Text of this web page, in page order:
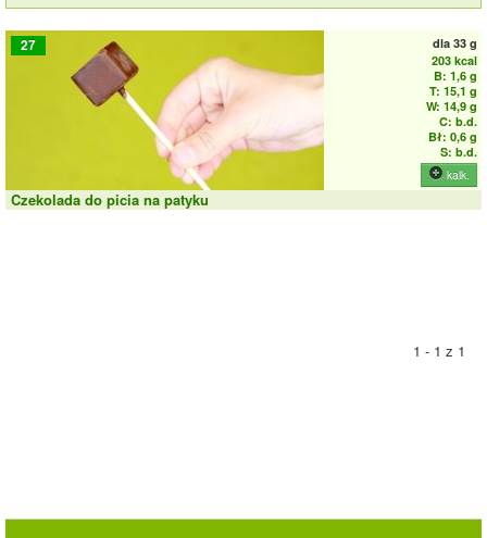
27 dla 33 g
203 kcal
B: 1,6 g
T: 15,1 g
W: 14,9 g
C: b.d.
Bł: 0,6 g
S: b.d.
kalk.
Czekolada do picia na patyku
1 - 1 z 1